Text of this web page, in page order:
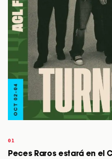
Peces Raros estará en el